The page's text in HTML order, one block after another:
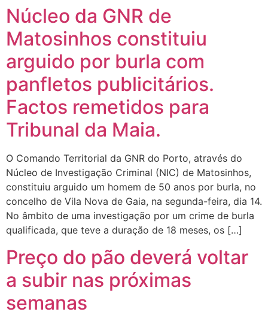
Núcleo da GNR de
Matosinhos constituiu
arguido por burla com
panfletos publicitários.
Factos remetidos para
Tribunal da Maia.
O Comando Territorial da GNR do Porto, através do
Núcleo de Investigação Criminal (NIC) de Matosinhos,
constituiu arguido um homem de 50 anos por burla, no
concelho de Vila Nova de Gaia, na segunda-feira, dia 14.
No âmbito de uma investigação por um crime de burla
qualificada, que teve a duração de 18 meses, os […]
Preço do pão deverá voltar
a subir nas próximas
semanas